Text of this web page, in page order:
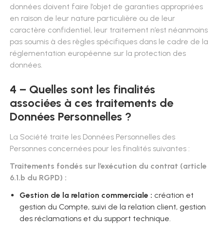
données doivent faire l’objet de garanties appropriées
en raison de leur nature particulière ou de leur
caractère confidentiel, leur traitement n’est néanmoins
pas soumis à des règles spécifiques dans le cadre de la
réglementation européenne sur la protection des
données.
4 – Quelles sont les finalités
associées à ces traitements de
Données Personnelles ?
La Société traite les Données Personnelles des
Personnes concernées pour les finalités suivantes :
Traitements fondés sur l’exécution du contrat (article
6.1.b du RGPD) :
Gestion de la relation commerciale : création et
gestion du Compte, suivi de la relation client, gestion
des réclamations et du support technique.